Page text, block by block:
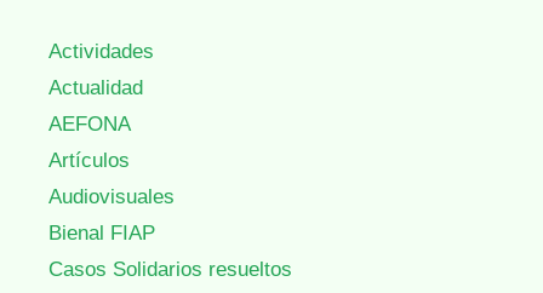
Actividades
Actualidad
AEFONA
Artículos
Audiovisuales
Bienal FIAP
Casos Solidarios resueltos